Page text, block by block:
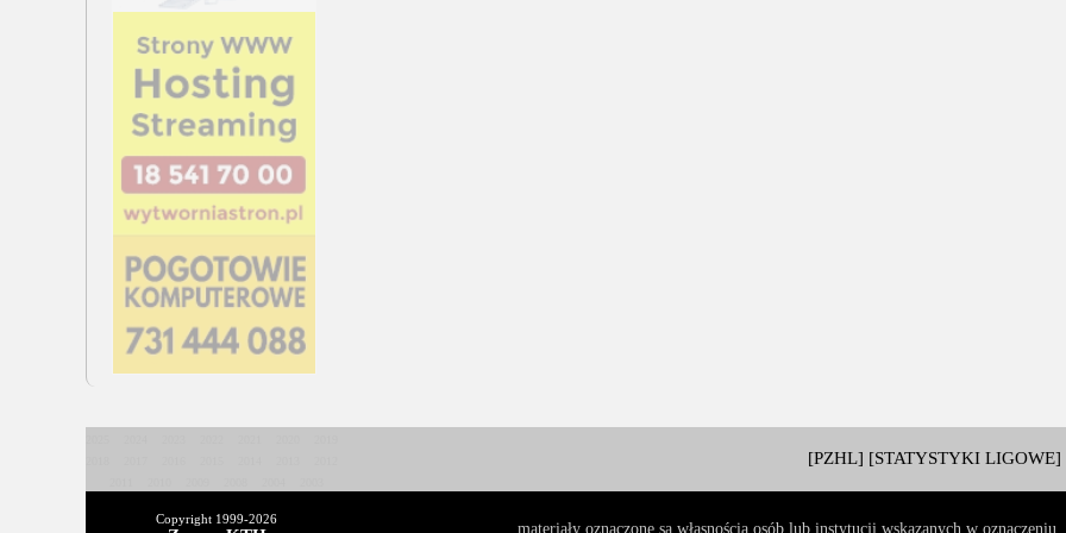
[PZHL] [STATYSTYKI LIGOWE]
Copyright 1999-2026
materiały oznaczone są własnością osób lub instytucji wskazanych w